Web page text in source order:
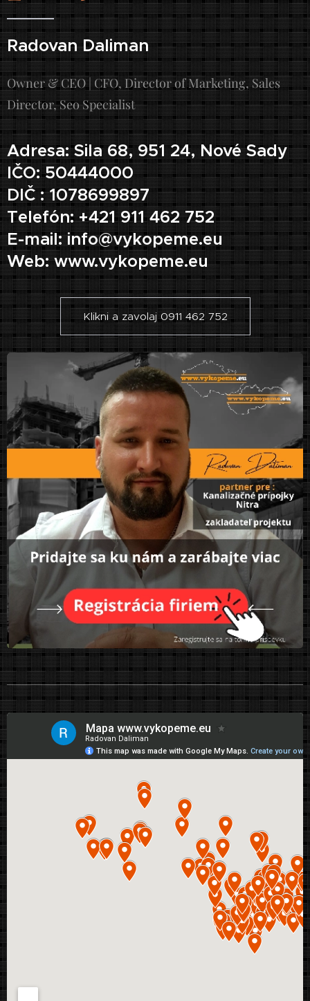
Radovan Daliman
Owner & CEO | CFO, Director of Marketing, Sales
Director, Seo Specialist
Adresa: Sila 68, 951 24, Nové Sady
IČO: 50444000
DIČ : 1078699897
Telefón: +421 911 462 752
E-mail: info@vykopeme.eu
Web: www.vykopeme.eu
Klikni a zavolaj 0911 462 752